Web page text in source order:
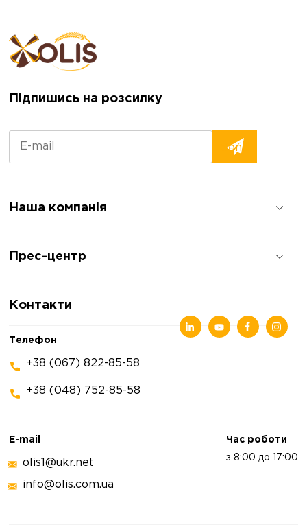
Підпишись на розсилку
Наша компанія
Відгуки про компанію
Прес-центр
Статті
Контакти
Телефон
+38 (067) 822-85-58
+38 (048) 752-85-58
E-mail
olis1@ukr.net
info@olis.com.ua
Час роботи
з 8:00 до 17:00